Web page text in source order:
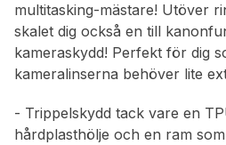
multitasking-mästare! Utöver
skalet dig också en till
kameraskydd! Perfekt för dig
kameralinserna behöver lite
- Trippelskydd tack vare en
hårdplasthölje och en ram